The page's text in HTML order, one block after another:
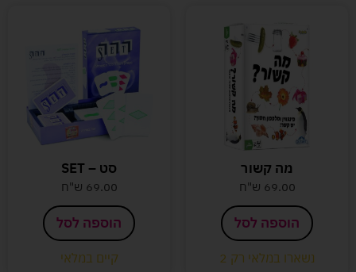
מה קשור
69.00 ש"ח
הוספה לסל
נשארו במלאי רק 2
סט – SET
69.00 ש"ח
הוספה לסל
קיים במלאי